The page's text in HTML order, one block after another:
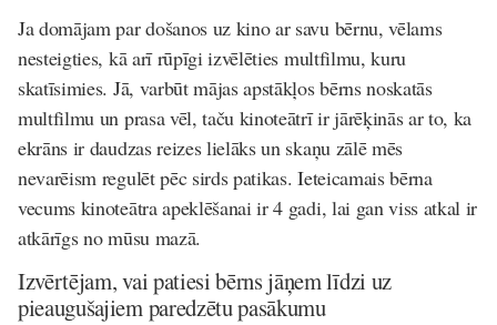
Ja domājam par došanos uz kino ar savu bērnu, vēlams
nesteigties, kā arī rūpīgi izvēlēties multfilmu, kuru
skatīsimies. Jā, varbūt mājas apstākļos bērns noskatās
multfilmu un prasa vēl, taču kinoteātrī ir jārēķinās ar to, ka
ekrāns ir daudzas reizes lielāks un skaņu zālē mēs
nevarēism regulēt pēc sirds patikas. Ieteicamais bērna
vecums kinoteātra apeklēšanai ir 4 gadi, lai gan viss atkal ir
atkārīgs no mūsu mazā.
Izvērtējam, vai patiesi bērns jāņem līdzi uz
pieaugušajiem paredzētu pasākumu